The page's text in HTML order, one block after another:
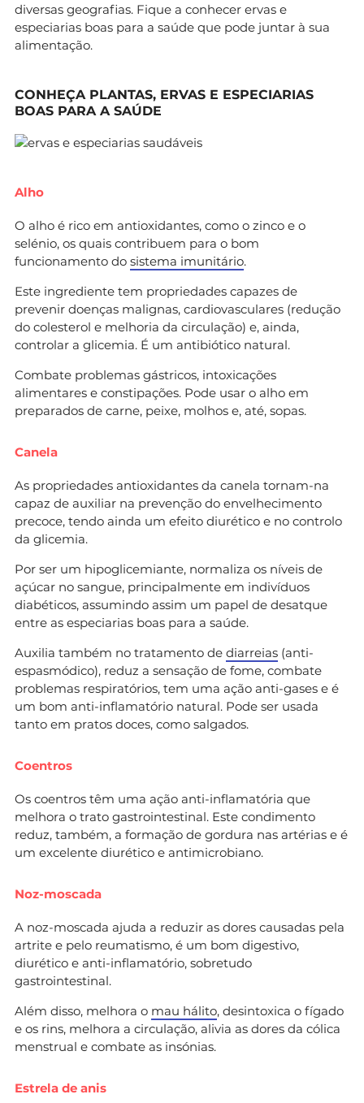
diversas geografias. Fique a conhecer ervas e
especiarias boas para a saúde que pode juntar à sua
alimentação.
CONHEÇA PLANTAS, ERVAS E ESPECIARIAS
BOAS PARA A SAÚDE
Alho
O alho é rico em antioxidantes, como o zinco e o
selénio, os quais contribuem para o bom
funcionamento do sistema imunitário.
Este ingrediente tem propriedades capazes de
prevenir doenças malignas, cardiovasculares (redução
do colesterol e melhoria da circulação) e, ainda,
controlar a glicemia. É um antibiótico natural.
Combate problemas gástricos, intoxicações
alimentares e constipações. Pode usar o alho em
preparados de carne, peixe, molhos e, até, sopas.
Canela
As propriedades antioxidantes da canela tornam-na
capaz de auxiliar na prevenção do envelhecimento
precoce, tendo ainda um efeito diurético e no controlo
da glicemia.
Por ser um hipoglicemiante, normaliza os níveis de
açúcar no sangue, principalmente em indivíduos
diabéticos, assumindo assim um papel de desatque
entre as especiarias boas para a saúde.
Auxilia também no tratamento de diarreias (anti-
espasmódico), reduz a sensação de fome, combate
problemas respiratórios, tem uma ação anti-gases e é
um bom anti-inflamatório natural. Pode ser usada
tanto em pratos doces, como salgados.
Coentros
Os coentros têm uma ação anti-inflamatória que
melhora o trato gastrointestinal. Este condimento
reduz, também, a formação de gordura nas artérias e é
um excelente diurético e antimicrobiano.
Noz-moscada
A noz-moscada ajuda a reduzir as dores causadas pela
artrite e pelo reumatismo, é um bom digestivo,
diurético e anti-inflamatório, sobretudo
gastrointestinal.
Além disso, melhora o mau hálito, desintoxica o fígado
e os rins, melhora a circulação, alivia as dores da cólica
menstrual e combate as insónias.
Estrela de anis